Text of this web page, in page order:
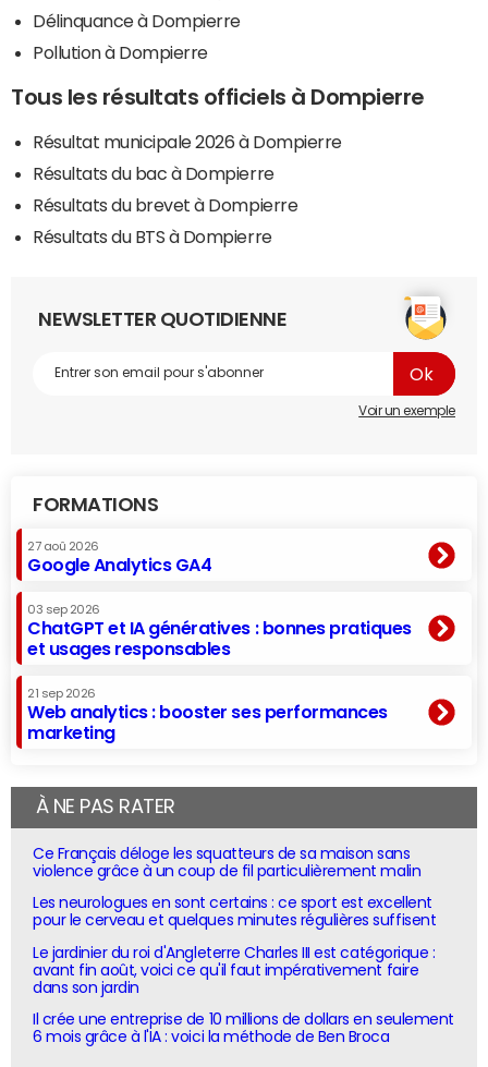
Délinquance à Dompierre
Pollution à Dompierre
Tous les résultats officiels à Dompierre
Résultat municipale 2026 à Dompierre
Résultats du bac à Dompierre
Résultats du brevet à Dompierre
Résultats du BTS à Dompierre
NEWSLETTER QUOTIDIENNE
Voir un exemple
FORMATIONS
27 aoû 2026
Google Analytics GA4
03 sep 2026
ChatGPT et IA génératives : bonnes pratiques
et usages responsables
21 sep 2026
Web analytics : booster ses performances
marketing
À NE PAS RATER
Ce Français déloge les squatteurs de sa maison sans
violence grâce à un coup de fil particulièrement malin
Les neurologues en sont certains : ce sport est excellent
pour le cerveau et quelques minutes régulières suffisent
Le jardinier du roi d'Angleterre Charles III est catégorique :
avant fin août, voici ce qu'il faut impérativement faire
dans son jardin
Il crée une entreprise de 10 millions de dollars en seulement
6 mois grâce à l'IA : voici la méthode de Ben Broca